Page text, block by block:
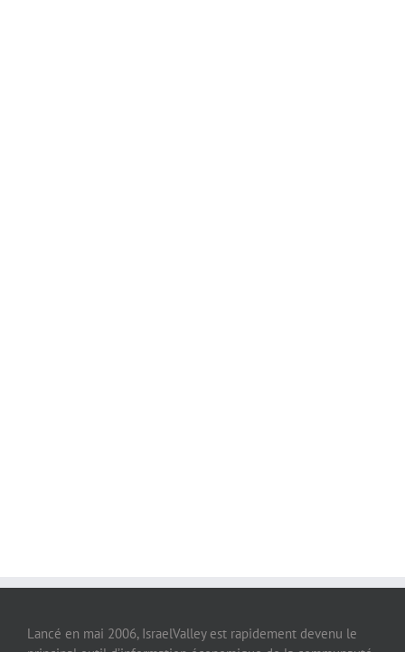
Lancé en mai 2006, IsraelValley est rapidement devenu le